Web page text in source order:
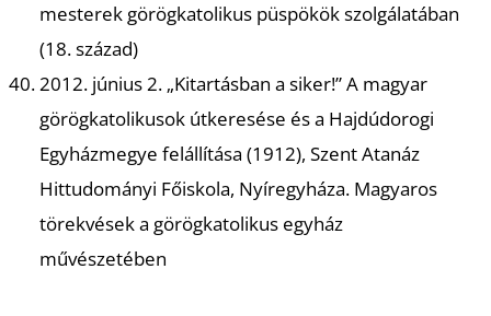
mesterek görögkatolikus püspökök szolgálatában
(18. század)
2012. június 2. „Kitartásban a siker!” A magyar
görögkatolikusok útkeresése és a Hajdúdorogi
Egyházmegye felállítása (1912), Szent Atanáz
Hittudományi Főiskola, Nyíregyháza. Magyaros
törekvések a görögkatolikus egyház
művészetében